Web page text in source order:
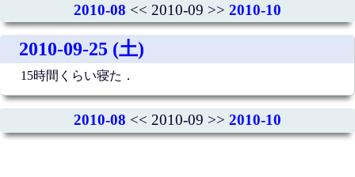
2010-08 << 2010-09 >> 2010-10
2010-09-25 (土)
15時間くらい寝た．
2010-08 << 2010-09 >> 2010-10